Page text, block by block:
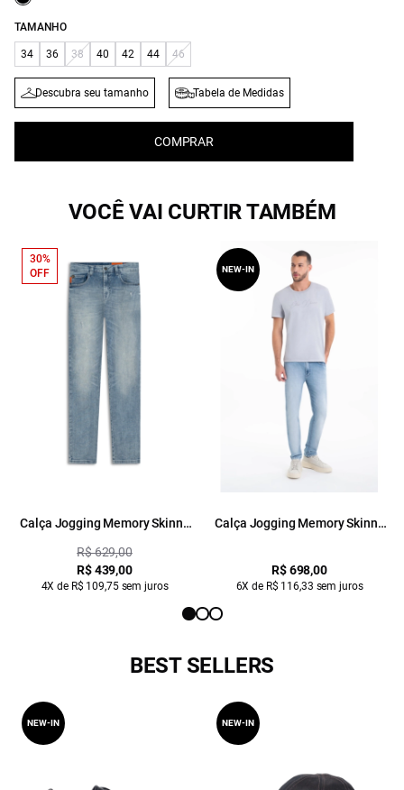
TAMANHO
34 36 38 40 42 44 46
Descubra seu tamanho Tabela de Medidas
COMPRAR
VOCÊ VAI CURTIR TAMBÉM
Calça Jogging Memory Skinny
R$ 629,00
R$ 439,00
4X de R$ 109,75 sem juros
30%
OFF
Calça Jogging Memory Skinny
R$ 698,00
6X de R$ 116,33 sem juros
NEW-IN
BEST SELLERS
NEW-IN NEW-IN